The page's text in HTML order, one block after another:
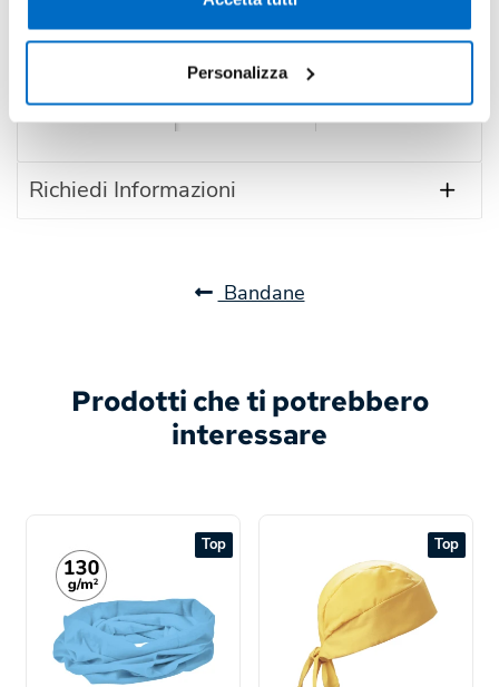
Personalizza
2.773
Rosa
0
Richiedi Informazioni
Bandane
Prodotti che ti potrebbero
interessare
Top Top